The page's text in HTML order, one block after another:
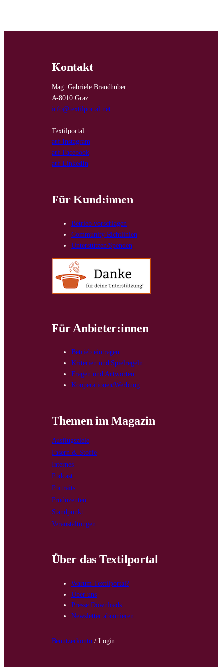
Kontakt
Mag. Gabriele Brandhuber
A-8010 Graz
info@textilportal.net
Textilportal
auf Instagram
auf Facebook
auf LinkedIn
Für Kund:innen
Betrieb vorschlagen
Community Richtlinien
Unterstützen/Spenden
Für Anbieter:innen
Betrieb eintragen
Kriterien und Spielregeln
Fragen und Antworten
Kooperationen/Werbung
Themen im Magazin
Ausflugsziele
Fasern & Stoffe
Internes
Podcast
Portraits
Produzenten
Standpunkt
Veranstaltungen
Über das Textilportal
Warum Textilportal?
Über uns
Presse Downloads
Newsletter abonnieren
Benutzerkonto / Login